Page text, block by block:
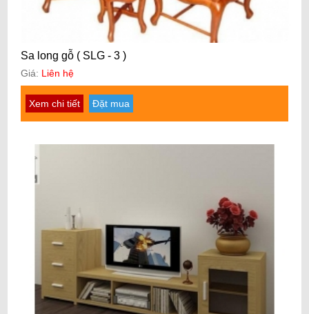
Sa long gỗ ( SLG - 3 )
Giá: Liên hệ
Xem chi tiết Đặt mua